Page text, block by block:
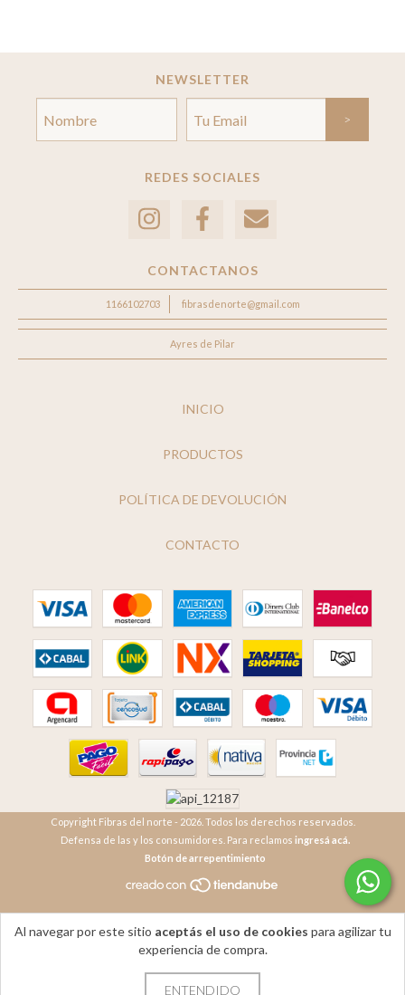
Al navegar por este sitio aceptás el uso de cookies para agilizar tu
experiencia de compra.
ENTENDIDO
NEWSLETTER
REDES SOCIALES
CONTACTANOS
1166102703 fibrasdenorte@gmail.com
Ayres de Pilar
INICIO
PRODUCTOS
POLÍTICA DE DEVOLUCIÓN
CONTACTO
Copyright Fibras del norte - 2026. Todos los derechos reservados.
Defensa de las y los consumidores. Para reclamos ingresá acá.
Botón de arrepentimiento